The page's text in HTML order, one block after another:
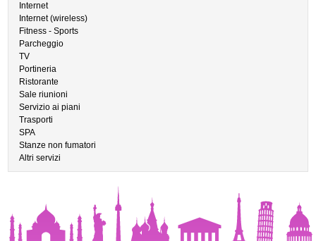
Internet
Internet (wireless)
Fitness - Sports
Parcheggio
TV
Portineria
Ristorante
Sale riunioni
Servizio ai piani
Trasporti
SPA
Stanze non fumatori
Altri servizi